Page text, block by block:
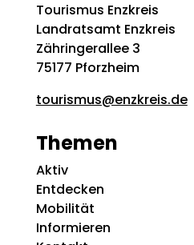
Tourismus Enzkreis
Landratsamt Enzkreis
Zähringerallee 3
75177 Pforzheim
tourismus@enzkreis.de
Themen
Aktiv
Entdecken
Mobilität
Informieren